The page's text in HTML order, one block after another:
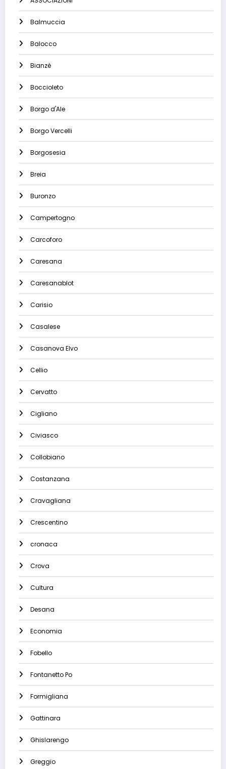
Balmuccia
Balocco
Bianzè
Boccioleto
Borgo d'Ale
Borgo Vercelli
Borgosesia
Breia
Buronzo
Campertogno
Carcoforo
Caresana
Caresanablot
Carisio
Casalese
Casanova Elvo
Cellio
Cervatto
Cigliano
Civiasco
Collobiano
Costanzana
Cravagliana
Crescentino
cronaca
Crova
Cultura
Desana
Economia
Fobello
Fontanetto Po
Formigliana
Gattinara
Ghislarengo
Greggio